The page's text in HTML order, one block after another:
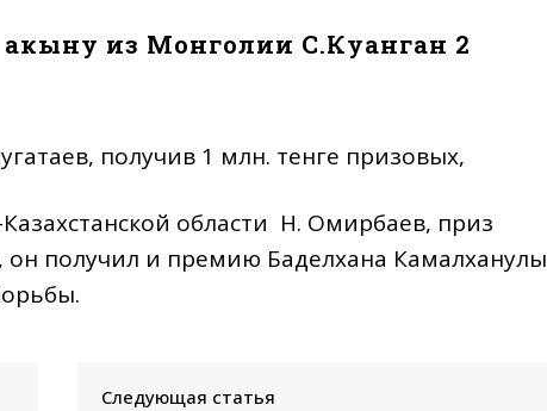
из Монголии С.Куанган 2
получив 1 млн. тенге призовых,
области Н. Омирбаев, приз
он получил и премию Баделхана Камалханулы
Следующая статья